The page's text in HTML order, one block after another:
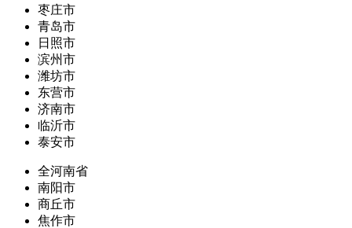
枣庄市
青岛市
日照市
滨州市
潍坊市
东营市
济南市
临沂市
泰安市
全河南省
南阳市
商丘市
焦作市